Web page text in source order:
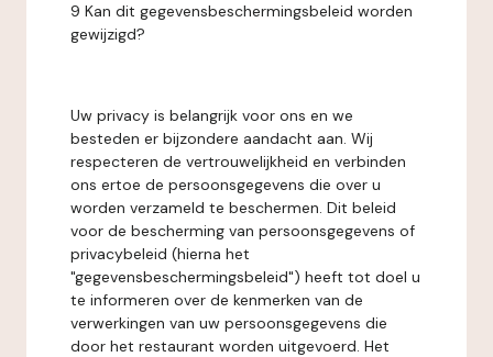
9 Kan dit gegevensbeschermingsbeleid worden
gewijzigd?
Uw privacy is belangrijk voor ons en we
besteden er bijzondere aandacht aan. Wij
respecteren de vertrouwelijkheid en verbinden
ons ertoe de persoonsgegevens die over u
worden verzameld te beschermen. Dit beleid
voor de bescherming van persoonsgegevens of
privacybeleid (hierna het
"gegevensbeschermingsbeleid") heeft tot doel u
te informeren over de kenmerken van de
verwerkingen van uw persoonsgegevens die
door het restaurant worden uitgevoerd. Het